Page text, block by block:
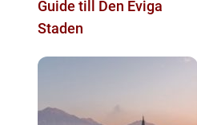
Guide till Den Eviga
Staden